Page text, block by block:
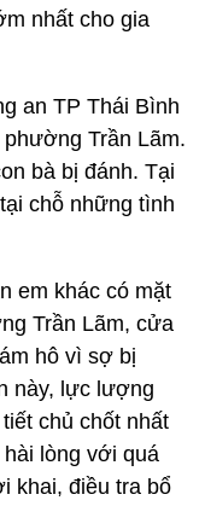
nhất cho gia
an TP Thái Bình
Trần Lãm.
bà bị đánh. Tại
chỗ những tình
em khác có mặt
Trần Lãm, cửa
hô vì sợ bị
này, lực lượng
chủ chốt nhất
lòng với quá
khai, điều tra bổ